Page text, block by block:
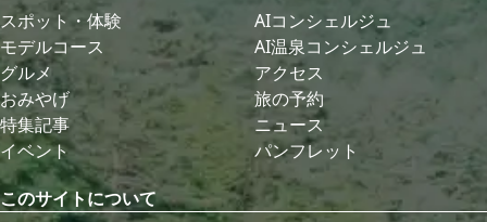
スポット・体験
モデルコース
グルメ
おみやげ
特集記事
イベント
AIコンシェルジュ
AI温泉コンシェルジュ
アクセス
旅の予約
ニュース
パンフレット
このサイトについて